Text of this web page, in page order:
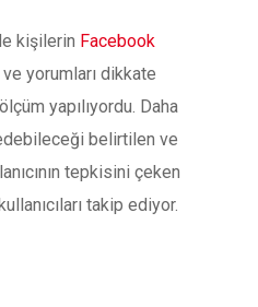
kişilerin Facebook
yorumları dikkate
yapılıyordu. Daha
belirtilen ve
tepkisini çeken
takip ediyor.